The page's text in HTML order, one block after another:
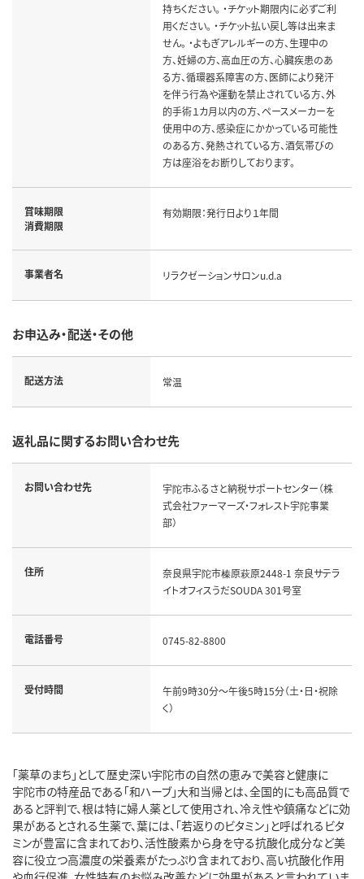
持ちください。 ・チケット期限内に必ずご利
用ください。 ・チケット払い戻し等は出来ま
せん。 ・よもぎアレルギーの方、生理中の
方、妊婦の方、高血圧の方、心臓疾患のあ
る方、循環器系障害の方、医師により発汗
を伴う行為や運動を禁止されている方、外
的手術１カ月以内の方、ペースメーカーを
使用中の方、感染症にかかっている可能性
のある方、発熱されている方、酒気帯びの
方は座浴をお断りしております。
賞味期限
消費期限
有効期限：発行日より１年間
事業者名 リラクゼーションサロンu.d.a
お申込み・配送・その他
配送方法 常温
返礼品に関するお問い合わせ先
お問い合わせ先
宇陀市ふるさと納税サポートセンター（株
式会社ファーマーズ・フォレスト宇陀事業
部）
住所
奈良県宇陀市榛原萩原2448-1 奈良サテラ
イトオフィスうだSOUDA 301号室
電話番号 0745-82-8800
受付時間
午前9時30分～午後5時15分（土・日・祝除
く）
「薬草のまち」として歴史深い宇陀市の自然の恵みで美容と健康に
宇陀市の特産品である「和ハーブ」大和当帰とは、全国的にも高品質で
あると評判で、根は特に婦人薬として使用され、冷え性や鎮痛などに効
果があるとされる生薬で、葉には、「若返りのビタミン」と呼ばれるビタ
ミンが豊富に含まれており、活性酸素から身を守る抗酸化成分など美
容に役立つ高濃度の栄養素がたっぷり含まれており、高い抗酸化作用